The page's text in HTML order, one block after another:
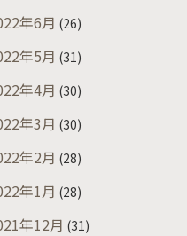
年6月 (26)
年5月 (31)
年4月 (30)
年3月 (30)
年2月 (28)
年1月 (28)
年12月 (31)